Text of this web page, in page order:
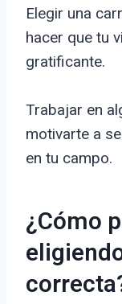
Elegir una
hacer que tu
gratificante.
Trabajar en
motivarte a
en tu campo.
¿Cómo